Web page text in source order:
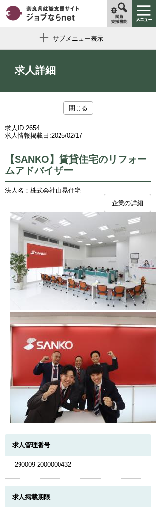
サブメニュー表示
求人詳細
閉じる
求人ID:2654
求人情報掲載日:2025/02/17
【SANKO】賃貸住宅のリフォー
ムアドバイザー
法人名：株式会社山晃住宅
企業の詳細
求人管理番号
290009-2000000432
求人掲載期限